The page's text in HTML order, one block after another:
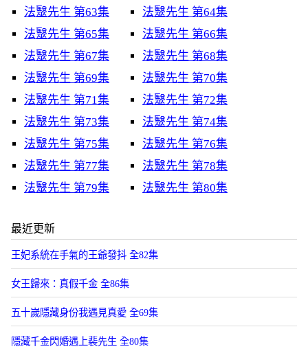
法毉先生 第63集
法毉先生 第64集
法毉先生 第65集
法毉先生 第66集
法毉先生 第67集
法毉先生 第68集
法毉先生 第69集
法毉先生 第70集
法毉先生 第71集
法毉先生 第72集
法毉先生 第73集
法毉先生 第74集
法毉先生 第75集
法毉先生 第76集
法毉先生 第77集
法毉先生 第78集
法毉先生 第79集
法毉先生 第80集
最近更新
王妃系統在手氣的王爺發抖 全82集
女王歸來：真假千金 全86集
五十嵗隱藏身份我遇見真愛 全69集
隱藏千金閃婚遇上裴先生 全80集